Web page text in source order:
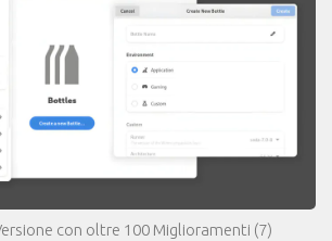
con oltre 100 Miglioramenti (7)